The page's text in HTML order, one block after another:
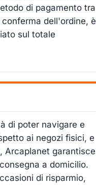
di pagamento tra
dell'ordine, è
sul totale
di poter navigare e
ai negozi fisici, e
Arcaplanet garantisce
a domicilio.
di risparmio,